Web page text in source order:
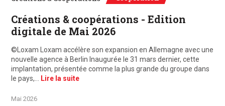
Créations & coopérations - Edition
digitale de Mai 2026
©Loxam Loxam accélère son expansion en Allemagne avec une
nouvelle agence à Berlin Inaugurée le 31 mars dernier, cette
implantation, présentée comme la plus grande du groupe dans
le pays,…
Lire la suite
Mai 2026